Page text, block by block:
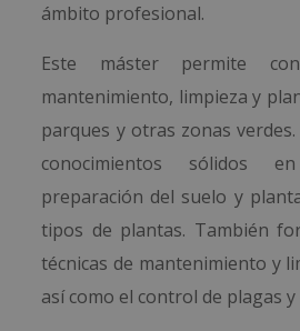
ámbito profesional.
Este máster permite
mantenimiento, limpieza y
parques y otras zonas
conocimientos sólidos
preparación del suelo y
tipos de plantas. También
técnicas de mantenimiento y
así como el control de plagas